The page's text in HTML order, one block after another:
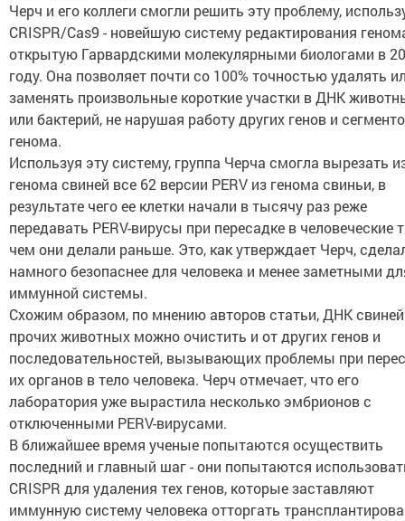
Черч и его коллеги смогли решить эту проблему,
CRISPR/Cas9 - новейшую систему редактирования
открытую Гарвардскими молекулярными биологами в
году. Она позволяет почти со 100% точностью удалять
заменять произвольные короткие участки в ДНК
или бактерий, не нарушая работу других генов и
генома.
Используя эту систему, группа Черча смогла вырезать
генома свиней все 62 версии PERV из генома свиньи, в
результате чего ее клетки начали в тысячу раз реже
передавать PERV-вирусы при пересадке в человеческие
чем они делали раньше. Это, как утверждает Черч,
намного безопаснее для человека и менее заметными
иммунной системы.
Схожим образом, по мнению авторов статьи, ДНК
прочих животных можно очистить и от других генов и
последовательностей, вызывающих проблемы при
их органов в тело человека. Черч отмечает, что его
лаборатория уже вырастила несколько эмбрионов с
отключенными PERV-вирусами.
В ближайшее время ученые попытаются осуществить
последний и главный шаг - они попытаются
CRISPR для удаления тех генов, которые заставляют
иммунную систему человека отторгать